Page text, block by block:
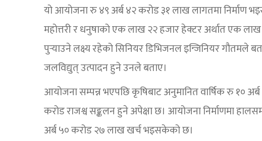
यो आयोजना रु ४९ अर्ब ४२ करोड ३१ लाख लागतमा निर्माण
महोत्तरी र धनुषाको एक लाख २२ हजार हेक्टर अर्थात एक लाख
पुर्‍याउने लक्ष्य रहेको सिनियर डिभिजनल इन्जिनियर गौतमले
जलविद्युत् उत्पादन हुने उनले बताए।
आयोजना सम्पन्न भएपछि कृषिबाट अनुमानित वार्षिक रु १०
करोड राजश्व सङ्कलन हुने अपेक्षा छ। आयोजना निर्माणमा
अर्ब ५० करोड २७ लाख खर्च भइसकेको छ।